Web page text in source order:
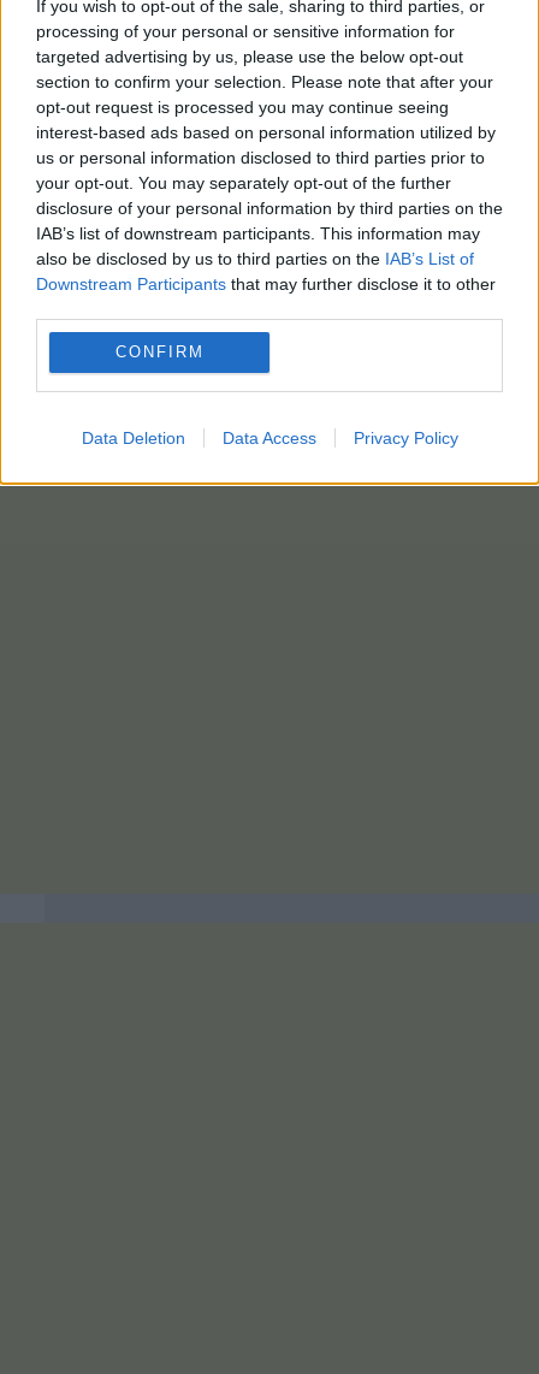
If you wish to opt-out of the sale, sharing to third parties, or
processing of your personal or sensitive information for
targeted advertising by us, please use the below opt-out
section to confirm your selection. Please note that after your
opt-out request is processed you may continue seeing
interest-based ads based on personal information utilized by
us or personal information disclosed to third parties prior to
your opt-out. You may separately opt-out of the further
disclosure of your personal information by third parties on the
IAB’s list of downstream participants. This information may
also be disclosed by us to third parties on the IAB’s List of
Downstream Participants that may further disclose it to other
CONFIRM
Data Deletion Data Access Privacy Policy